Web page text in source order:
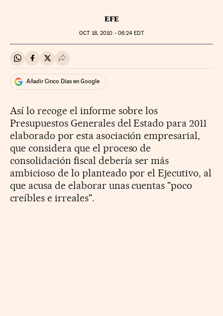
EFE
OCT18, 2010 - 06:24 EDT
Compartir en Whatsapp
Compartir en Facebook
Compartir en Twitter
Desplegar Redes Sociales
Añadir Cinco Días en Google
Así lo recoge el informe sobre los
Presupuestos Generales del Estado para 2011
elaborado por esta asociación empresarial,
que considera que el proceso de
consolidación fiscal debería ser más
ambicioso de lo planteado por el Ejecutivo, al
que acusa de elaborar unas cuentas "poco
creíbles e irreales".